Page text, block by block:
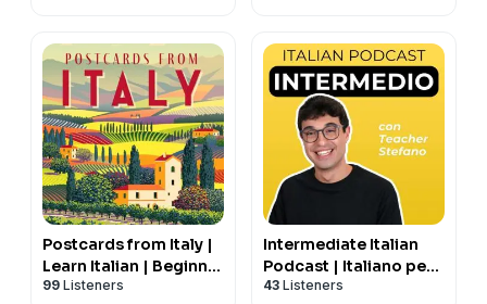
Postcards from Italy |
Learn Italian | Beginner
and Intermediate
99 Listeners
Intermediate Italian
Podcast | Italiano per
intermedi con Teacher
43 Listeners